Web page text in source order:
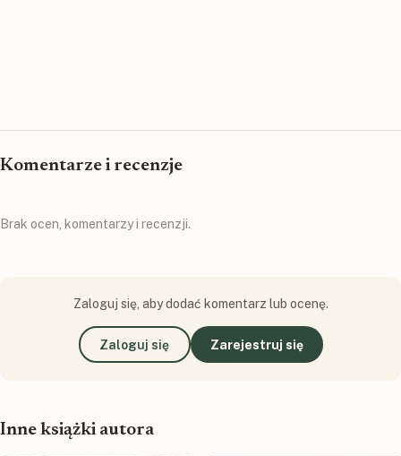
Komentarze i recenzje
Brak ocen, komentarzy i recenzji.
Zaloguj się, aby dodać komentarz lub ocenę.
Zaloguj się Zarejestruj się
Inne książki autora